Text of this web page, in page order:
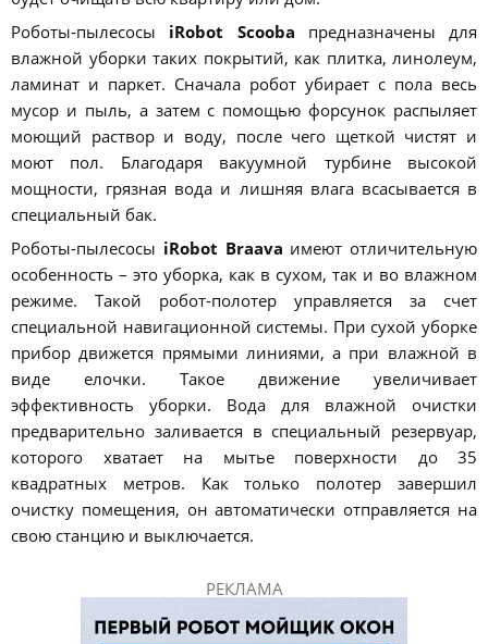
Роботы-пылесосы iRobot Scooba предназначены для
влажной уборки таких покрытий, как плитка, линолеум,
ламинат и паркет. Сначала робот убирает с пола весь
мусор и пыль, а затем с помощью форсунок распыляет
моющий раствор и воду, после чего щеткой чистят и
моют пол. Благодаря вакуумной турбине высокой
мощности, грязная вода и лишняя влага всасывается в
специальный бак.
Роботы-пылесосы iRobot Braava имеют отличительную
особенность – это уборка, как в сухом, так и во влажном
режиме. Такой робот-полотер управляется за счет
специальной навигационной системы. При сухой уборке
прибор движется прямыми линиями, а при влажной в
виде елочки. Такое движение увеличивает
эффективность уборки. Вода для влажной очистки
предварительно заливается в специальный резервуар,
которого хватает на мытье поверхности до 35
квадратных метров. Как только полотер завершил
очистку помещения, он автоматически отправляется на
свою станцию и выключается.
РЕКЛАМА